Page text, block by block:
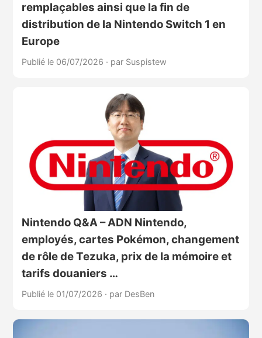
remplaçables ainsi que la fin de
distribution de la Nintendo Switch 1 en
Europe
Publié le 06/07/2026 · par Suspistew
Nintendo Q&A – ADN Nintendo,
employés, cartes Pokémon, changement
de rôle de Tezuka, prix de la mémoire et
tarifs douaniers …
Publié le 01/07/2026 · par DesBen